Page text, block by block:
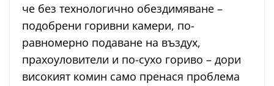
че без технологично обездимяване –
подобрени горивни камери, по-
равномерно подаване на въздух,
прахоуловители и по-сухо гориво – дори
високият комин само пренася проблема